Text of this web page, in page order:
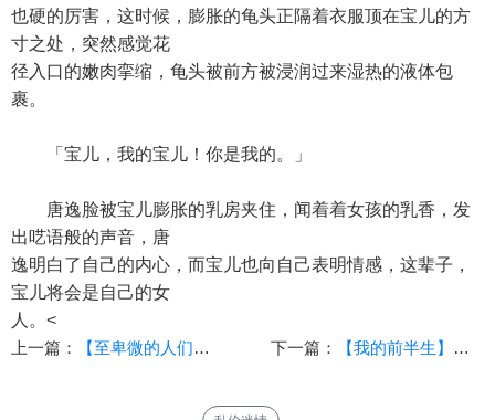
也硬的厉害，这时候，膨胀的龟头正隔着衣服顶在宝儿的方
寸之处，突然感觉花
径入口的嫩肉挛缩，龟头被前方被浸润过来湿热的液体包
裹。
「宝儿，我的宝儿！你是我的。」
唐逸脸被宝儿膨胀的乳房夹住，闻着着女孩的乳香，发
出呓语般的声音，唐
逸明白了自己的内心，而宝儿也向自己表明情感，这辈子，
宝儿将会是自己的女
人。<
上一篇：
【至卑微的人们（妈妈篇）】（03） 下一篇： 【我的前半生】（19）